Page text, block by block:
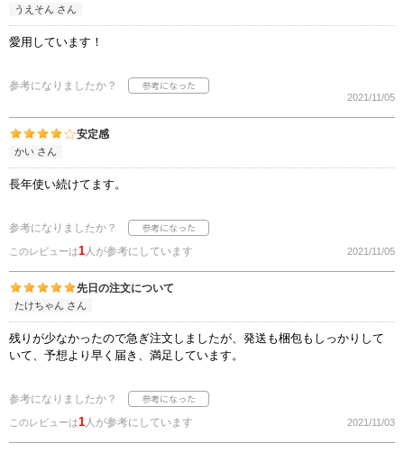
うえそん さん
愛用しています！
参考になりましたか？
2021/11/05
安定感
かい さん
長年使い続けてます。
参考になりましたか？
このレビューは1人が参考にしています 2021/11/05
先日の注文について
たけちゃん さん
残りが少なかったので急ぎ注文しましたが、発送も梱包もしっかりして
いて、予想より早く届き、満足しています。
参考になりましたか？
このレビューは1人が参考にしています 2021/11/03